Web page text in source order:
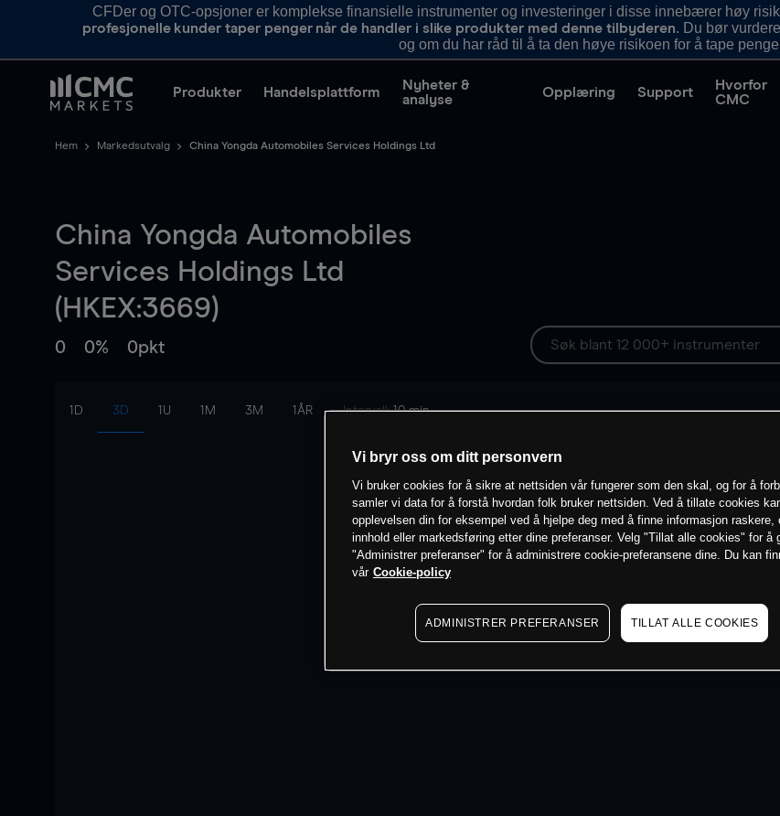
CFDer og OTC-opsjoner er komplekse finansielle instrumenter og investeringer i disse innebærer høy
profesjonelle kunder taper penger når de handler i slike produkter med denne tilbyderen. Du bør
og om du har råd til å ta den høye risikoen for å tape
Produkter Handelsplattform
Nyheter &
analyse
Opplæring Support
Hvorfor
CMC
Hem Markedsutvalg China Yongda Automobiles Services Holdings Ltd
China Yongda Automobiles
Services Holdings Ltd
(HKEX:3669)
0 0% 0pkt
1D 3D 1U 1M 3M 1ÅR Intervall:10 min
Vi bryr oss om ditt personvern
Vi bruker cookies for å sikre at nettsiden vår fungerer som den skal, og for å
samler vi data for å forstå hvordan folk bruker nettsiden. Ved å tillate cookies
opplevelsen din for eksempel ved å hjelpe deg med å finne informasjon raskere,
innhold eller markedsføring etter dine preferanser. Velg "Tillat alle cookies" for å
"Administrer preferanser" for å administrere cookie-preferansene dine. Du kan
vår Cookie-policy
ADMINISTRER PREFERANSER TILLAT ALLE COOKIES